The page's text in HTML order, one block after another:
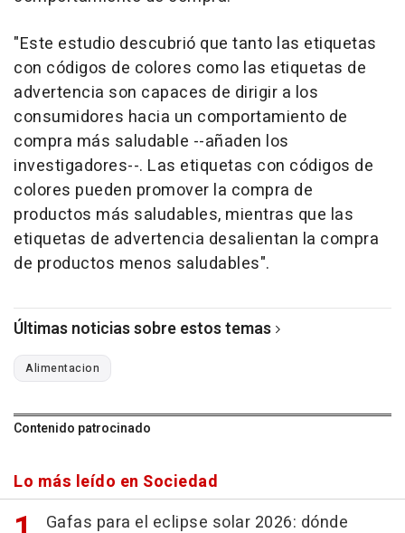
"Este estudio descubrió que tanto las etiquetas
con códigos de colores como las etiquetas de
advertencia son capaces de dirigir a los
consumidores hacia un comportamiento de
compra más saludable --añaden los
investigadores--. Las etiquetas con códigos de
colores pueden promover la compra de
productos más saludables, mientras que las
etiquetas de advertencia desalientan la compra
de productos menos saludables".
Últimas noticias sobre estos temas
Alimentacion
Contenido patrocinado
Lo más leído en Sociedad
Gafas para el eclipse solar 2026: dónde